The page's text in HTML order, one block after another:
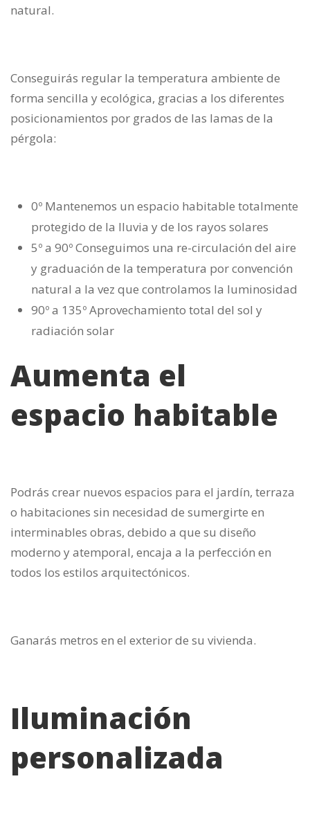
natural.
Conseguirás regular la temperatura ambiente de
forma sencilla y ecológica, gracias a los diferentes
posicionamientos por grados de las lamas de la
pérgola:
0º Mantenemos un espacio habitable totalmente
protegido de la lluvia y de los rayos solares
5º a 90º Conseguimos una re-circulación del aire
y graduación de la temperatura por convención
natural a la vez que controlamos la luminosidad
90º a 135º Aprovechamiento total del sol y
radiación solar
Aumenta el
espacio habitable
Podrás crear nuevos espacios para el jardín, terraza
o habitaciones sin necesidad de sumergirte en
interminables obras, debido a que su diseño
moderno y atemporal, encaja a la perfección en
todos los estilos arquitectónicos.
Ganarás metros en el exterior de su vivienda.
Iluminación
personalizada